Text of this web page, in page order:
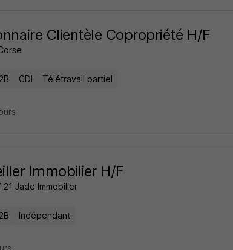
Clientèle Copropriété H/F
CDI Télétravail partiel
Immobilier H/F
21 Jade Immobilier
Indépendant